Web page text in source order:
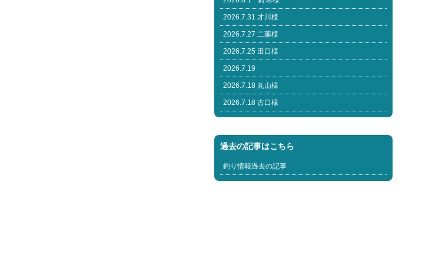
2026.7.31 才川様
2026.7.27 二葉様
2026.7.25 田口様
2026.7.19
2026.7.18 丸山様
2026.7.18 古口様
過去の記事はこちら
釣り情報過去の記事